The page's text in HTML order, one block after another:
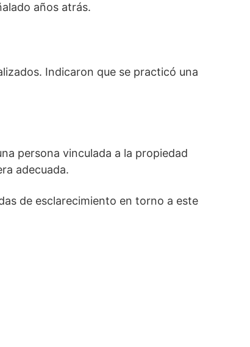
años atrás.
Indicaron que se practicó una
persona vinculada a la propiedad
adecuada.
de esclarecimiento en torno a este